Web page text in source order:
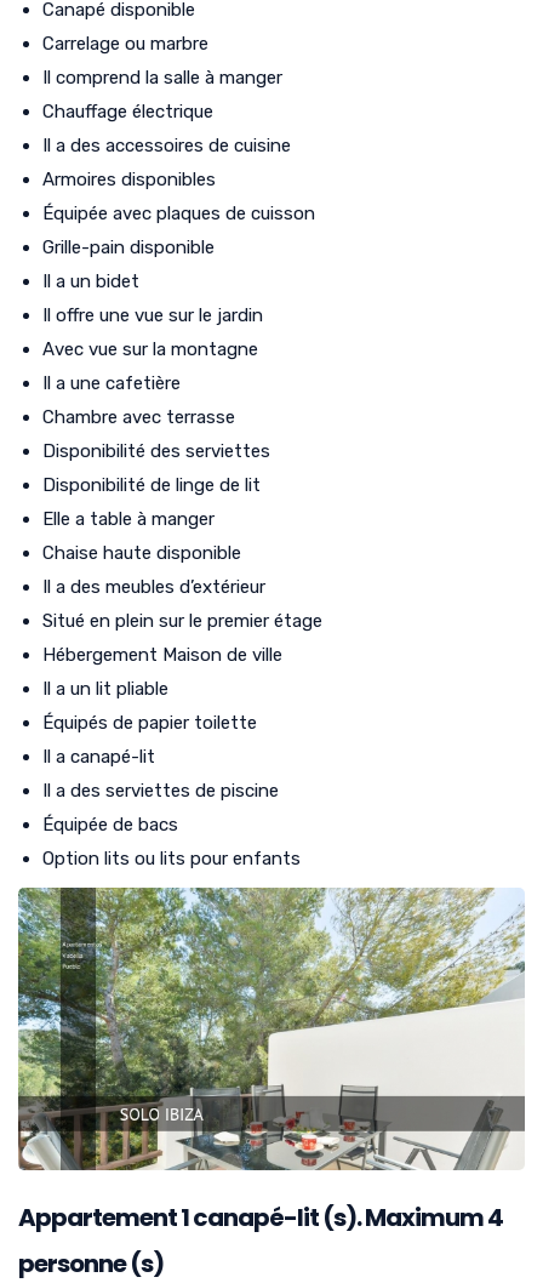
Canapé disponible
Carrelage ou marbre
Il comprend la salle à manger
Chauffage électrique
Il a des accessoires de cuisine
Armoires disponibles
Équipée avec plaques de cuisson
Grille-pain disponible
Il a un bidet
Il offre une vue sur le jardin
Avec vue sur la montagne
Il a une cafetière
Chambre avec terrasse
Disponibilité des serviettes
Disponibilité de linge de lit
Elle a table à manger
Chaise haute disponible
Il a des meubles d’extérieur
Situé en plein sur le premier étage
Hébergement Maison de ville
Il a un lit pliable
Équipés de papier toilette
Il a canapé-lit
Il a des serviettes de piscine
Équipée de bacs
Option lits ou lits pour enfants
Appartement1canapé-lit (s). Maximum 4
personne (s)